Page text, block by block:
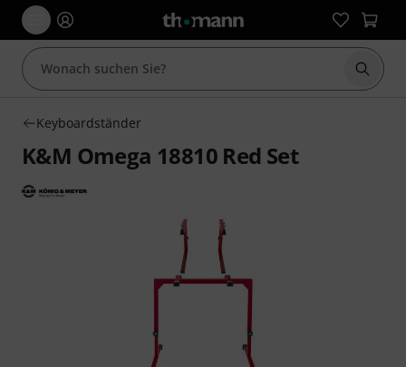
Suche
Keyboardständer
K&M Omega 18810 Red Set